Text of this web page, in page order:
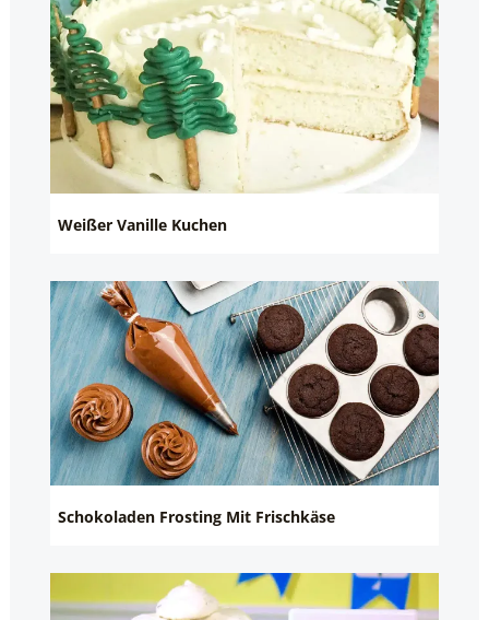
Weißer Vanille Kuchen
Schokoladen Frosting Mit Frischkäse